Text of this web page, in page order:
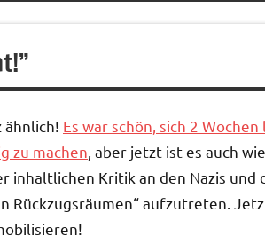
ähnlich! Es war schön, sich 2
zu machen , aber jetzt ist es auch
inhaltlichen Kritik an den Nazis und
Rückzugsräumen“ aufzutreten.